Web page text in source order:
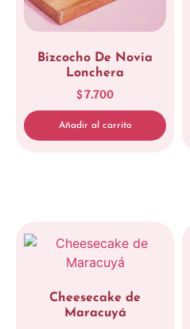
Bizcocho De Novia
Lonchera
$7.700
Añadir al carrito
Cheesecake de
Maracuyá